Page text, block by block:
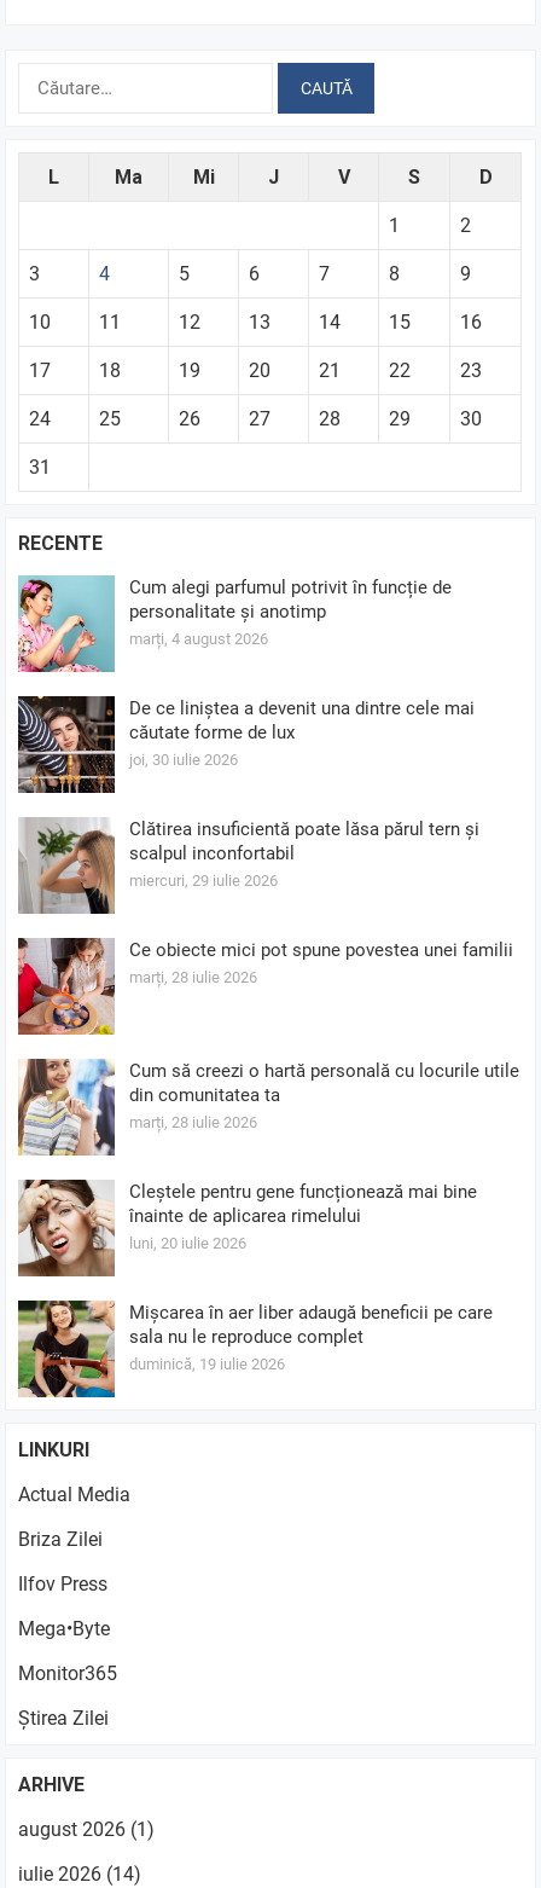
L Ma Mi J V S D
1 2
3 4 5 6 7 8 9
10 11 12 13 14 15 16
17 18 19 20 21 22 23
24 25 26 27 28 29 30
31
RECENTE
Cum alegi parfumul potrivit în funcție de
personalitate și anotimp
marți, 4 august 2026
De ce liniștea a devenit una dintre cele mai
căutate forme de lux
joi, 30 iulie 2026
Clătirea insuficientă poate lăsa părul tern și
scalpul inconfortabil
miercuri, 29 iulie 2026
Ce obiecte mici pot spune povestea unei familii
marți, 28 iulie 2026
Cum să creezi o hartă personală cu locurile utile
din comunitatea ta
marți, 28 iulie 2026
Cleștele pentru gene funcționează mai bine
înainte de aplicarea rimelului
luni, 20 iulie 2026
Mișcarea în aer liber adaugă beneficii pe care
sala nu le reproduce complet
duminică, 19 iulie 2026
LINKURI
Actual Media
Briza Zilei
Ilfov Press
Mega•Byte
Monitor365
Știrea Zilei
ARHIVE
august 2026 (1)
iulie 2026 (14)